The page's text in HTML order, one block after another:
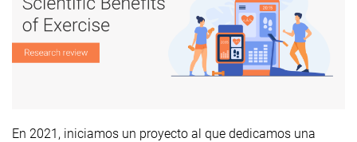
En 2021, iniciamos un proyecto al que dedicamos una